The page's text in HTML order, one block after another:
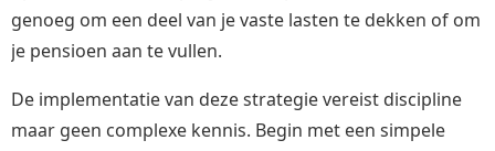
genoeg om een deel van je vaste lasten te dekken of om
je pensioen aan te vullen.
De implementatie van deze strategie vereist discipline
maar geen complexe kennis. Begin met een simpele